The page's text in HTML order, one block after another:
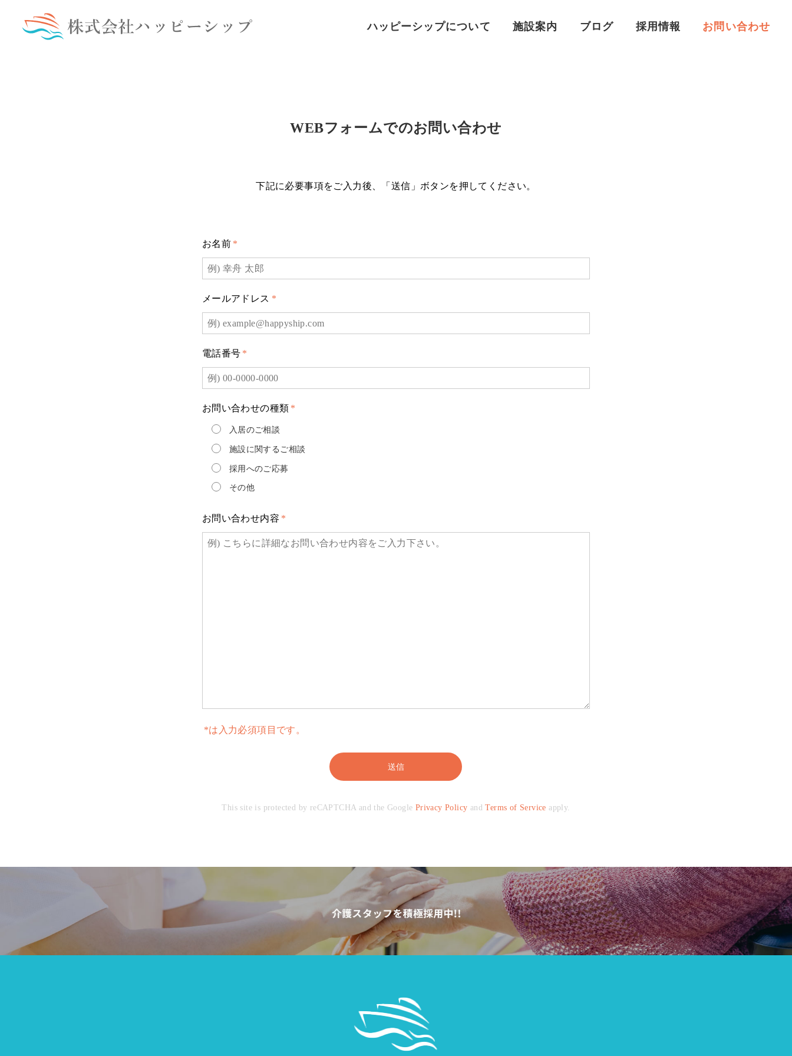
ハッピーシップについて 施設案内 ブログ 採用情報 お問い合わせ
WEBフォームでのお問い合わせ
下記に必要事項をご入力後、「送信」ボタンを押してください。
お名前 *
メールアドレス *
電話番号 *
お問い合わせの種類 *
入居のご相談
施設に関するご相談
採用へのご応募
その他
お問い合わせ内容 *
*は入力必須項目です。
This site is protected by reCAPTCHA and the Google Privacy Policy andTerms of Service apply.